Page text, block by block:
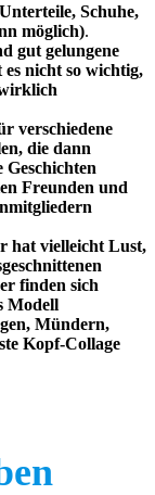
Schuhe,
möglich).
gut gelungene
nicht so wichtig,
verschiedene
die dann
Geschichten
Freunden und
hat vielleicht Lust,
finden sich
Modell
Mündern,
Kopf-Collage